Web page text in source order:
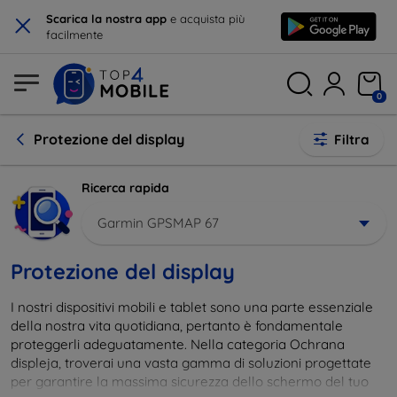
× Scarica la nostra app e acquista più
facilmente
0
Protezione del display Filtra
Ricerca rapida
Garmin GPSMAP 67
Protezione del display
I nostri dispositivi mobili e tablet sono una parte essenziale
della nostra vita quotidiana, pertanto è fondamentale
proteggerli adeguatamente. Nella categoria Ochrana
displeja, troverai una vasta gamma di soluzioni progettate
per garantire la massima sicurezza dello schermo del tuo